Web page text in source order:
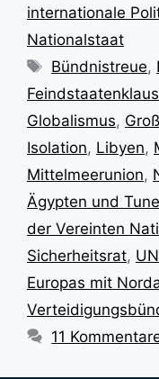
internationale
Nationalstaat
Schlagwörter
Bündnistreue,
Globalismus,
Isolation, Libyen,
Mittelmeerunion,
Ägypten und
der Vereinten
Sicherheitsrat,
Europas mit
11